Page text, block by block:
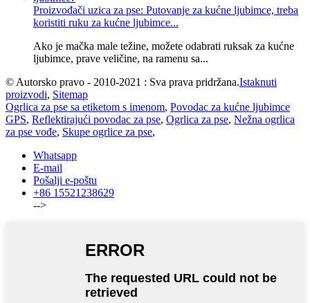
Proizvođači uzica za pse: Putovanje za kućne ljubimce, treba
koristiti ruku za kućne ljubimce...
Ako je mačka male težine, možete odabrati ruksak za kućne
ljubimce, prave veličine, na ramenu sa...
© Autorsko pravo - 2010-2021 : Sva prava pridržana.Istaknuti
proizvodi, Sitemap
Ogrlica za pse sa etiketom s imenom, Povodac za kućne ljubimce
GPS, Reflektirajući povodac za pse, Ogrlica za pse, Nežna ogrlica
za pse vođe, Skupe ogrlice za pse,
Whatsapp
E-mail
Pošalji e-poštu
+86 15521238629
-->